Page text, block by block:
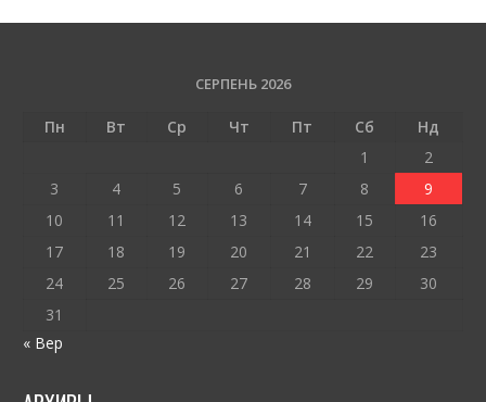
e
o
ittai ді
и
т
СЕРПЕНЬ 2026
Пн Вт Ср Чт Пт Сб
Нд
1
2
3
4 5 6 7 8
9
10
11 12 13 14 15
16
17
18 19 20 21 22
23
24
25 26 27 28 29
30
31
« Вер